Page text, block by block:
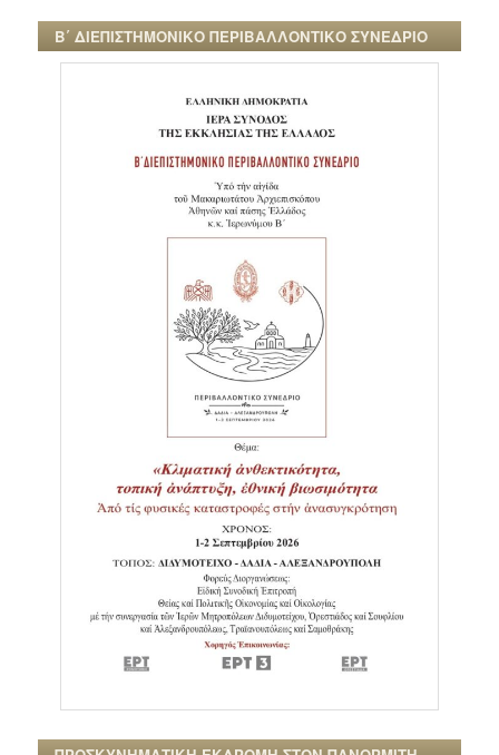
Β΄ ΔΙΕΠΙΣΤΗΜΟΝΙΚΟ ΠΕΡΙΒΑΛΛΟΝΤΙΚΟ ΣΥΝΕΔΡΙΟ